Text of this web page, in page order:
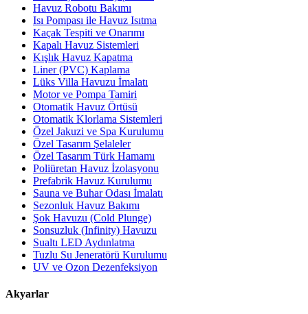
Havuz Robotu Bakımı
Isı Pompası ile Havuz Isıtma
Kaçak Tespiti ve Onarımı
Kapalı Havuz Sistemleri
Kışlık Havuz Kapatma
Liner (PVC) Kaplama
Lüks Villa Havuzu İmalatı
Motor ve Pompa Tamiri
Otomatik Havuz Örtüsü
Otomatik Klorlama Sistemleri
Özel Jakuzi ve Spa Kurulumu
Özel Tasarım Şelaleler
Özel Tasarım Türk Hamamı
Poliüretan Havuz İzolasyonu
Prefabrik Havuz Kurulumu
Sauna ve Buhar Odası İmalatı
Sezonluk Havuz Bakımı
Şok Havuzu (Cold Plunge)
Sonsuzluk (Infinity) Havuzu
Sualtı LED Aydınlatma
Tuzlu Su Jeneratörü Kurulumu
UV ve Ozon Dezenfeksiyon
Akyarlar